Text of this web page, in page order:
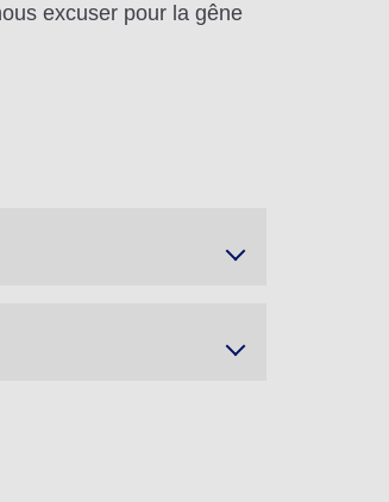
excuser pour la gêne